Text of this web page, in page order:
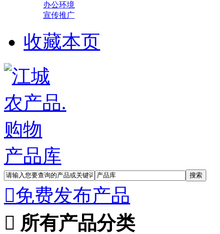
办公环境
宣传推广
收藏本页
产品库
免费发布产品
 所有产品分类